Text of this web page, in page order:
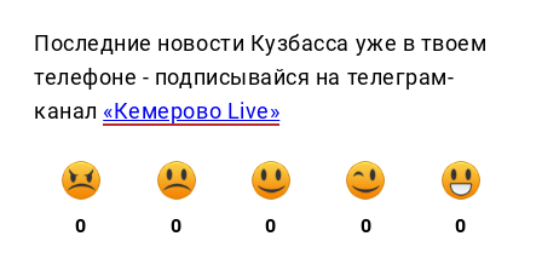
Последние новости Кузбасса уже в твоем
телефоне - подписывайся на телеграм-
канал «Кемерово Live»
0 0 0 0 0